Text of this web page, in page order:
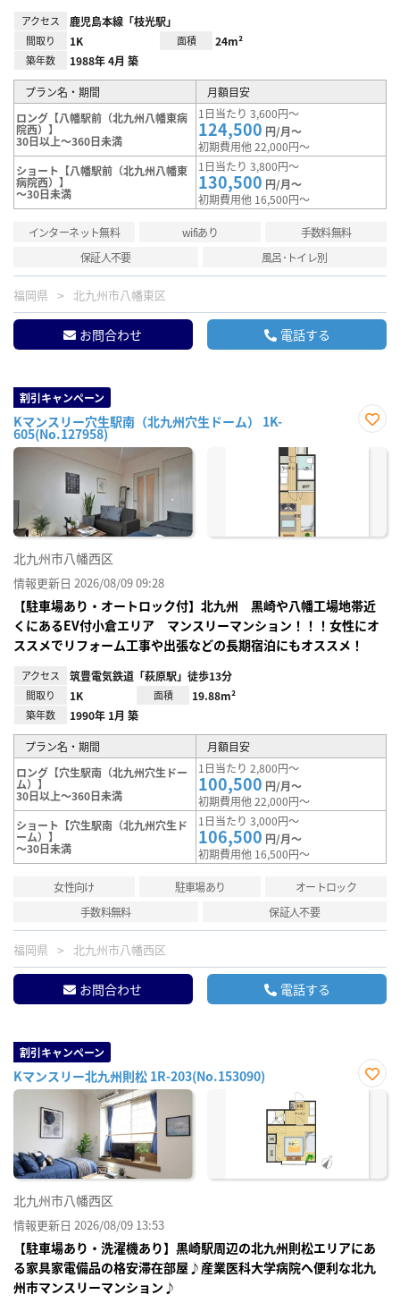
アクセス 鹿児島本線「枝光駅」
間取り 1K 面積 24m²
築年数 1988年 4月 築
プラン名・期間
月額目安
ロング【八幡駅前（北九州八幡東病
院西）】
30日以上～360日未満
1日当たり 3,600円～
124,500 円/月～
初期費用他 22,000円～
ショート【八幡駅前（北九州八幡東
病院西）】
～30日未満
1日当たり 3,800円～
130,500 円/月～
初期費用他 16,500円～
インターネット無料 wifiあり
手数料無料
保証人不要
風呂･トイレ別
福岡県 北九州市八幡東区
お問合わせ 電話する
割引キャンペーン
Kマンスリー穴生駅南（北九州穴生ドーム） 1K-
605(No.127958)
に入
北九州市八幡西区
情報更新日 2026/08/09 09:28
【駐車場あり・オートロック付】北九州 黒崎や八幡工場地帯近
くにあるEV付小倉エリア マンスリーマンション！！！女性にオ
ススメでリフォーム工事や出張などの長期宿泊にもオススメ！
アクセス 筑豊電気鉄道「萩原駅」徒歩13分
間取り 1K 面積 19.88m²
築年数 1990年 1月 築
プラン名・期間
月額目安
ロング【穴生駅南（北九州穴生ドー
ム）】
30日以上～360日未満
1日当たり 2,800円～
100,500 円/月～
初期費用他 22,000円～
ショート【穴生駅南（北九州穴生ド
ーム）】
～30日未満
1日当たり 3,000円～
106,500 円/月～
初期費用他 16,500円～
女性向け 駐車場あり
オートロック
手数料無料
保証人不要
福岡県 北九州市八幡西区
お問合わせ 電話する
割引キャンペーン
Kマンスリー北九州則松 1R-203(No.153090)
お気
北九州市八幡西区
情報更新日 2026/08/09 13:53
【駐車場あり・洗濯機あり】黒崎駅周辺の北九州則松エリアにあ
る家具家電備品の格安滞在部屋♪産業医科大学病院へ便利な北九
州市マンスリーマンション♪